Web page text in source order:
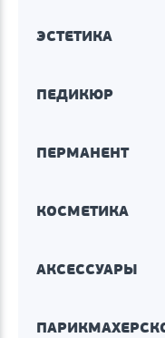
ЭСТЕТИКА
ПЕДИКЮР
ПЕРМАНЕНТ
КОСМЕТИКА
АКСЕССУАРЫ